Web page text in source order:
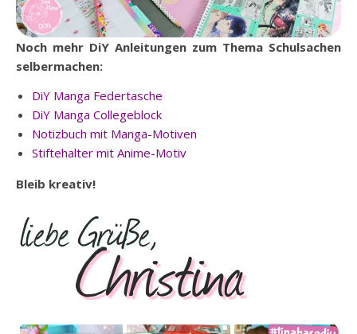
Noch mehr DiY Anleitungen zum Thema Schulsachen
selbermachen:
DiY Manga Federtasche
DiY Manga Collegeblock
Notizbuch mit Manga-Motiven
Stiftehalter mit Anime-Motiv
Bleib kreativ!